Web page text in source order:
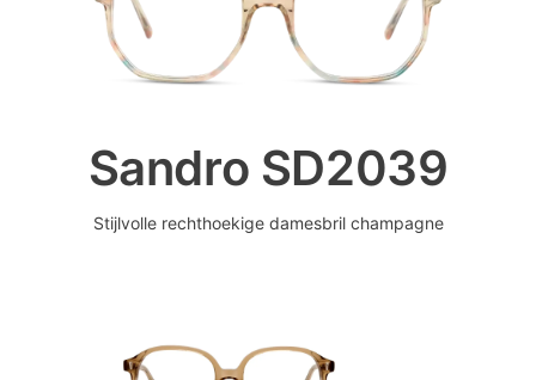
Sandro SD2039
Stijlvolle rechthoekige damesbril champagne